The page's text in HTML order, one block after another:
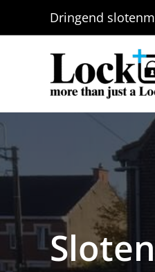
Dringend